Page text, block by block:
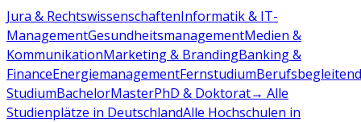
Jura & RechtswissenschaftenInformatik & IT-
ManagementGesundheitsmanagementMedien &
KommunikationMarketing & BrandingBanking &
FinanceEnergiemanagementFernstudiumBerufsbegleitend
StudiumBachelorMasterPhD & Doktorat→ Alle
Studienplätze in DeutschlandAlle Hochschulen in